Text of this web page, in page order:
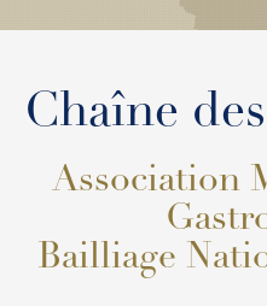
Chaîne
Association
Bailliage